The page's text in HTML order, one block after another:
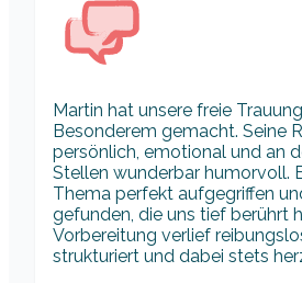
Martin hat unsere freie
Besonderem gemacht. Seine
persönlich, emotional und an
Stellen wunderbar humorvoll.
Thema perfekt aufgegriffen
gefunden, die uns tief berührt
Vorbereitung verlief
strukturiert und dabei stets